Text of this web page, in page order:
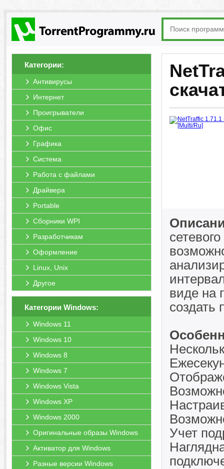
Категории:
Антивирусы
Интернет
Проигрыватели
Офис
Графика
Система
Работа с файлами
Драйвера
Portable
Сборники WPI
Разработчикам
Оформление
Linux, Unix
Другое
Категории Windows:
Windows 11
Windows 10
Windows 8
Windows 7
Windows Vista
Windows XP
Windows 2000
Оригинальные образы Windows
Активатор для Windows
Разные версии Windows
виде на
создать
Учет